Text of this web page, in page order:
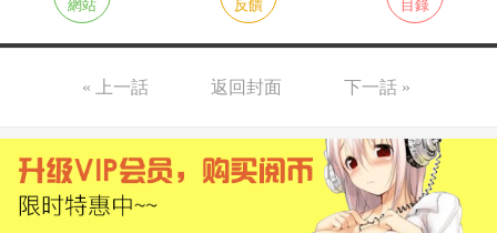
網站
反饋
目錄
« 上一話 返回封面 下一話 »